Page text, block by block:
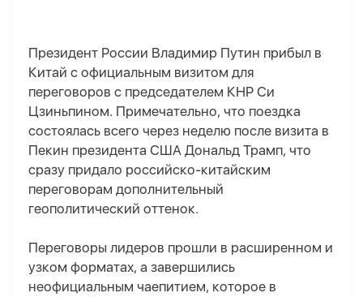
Президент России Владимир Путин прибыл в
Китай с официальным визитом для
переговоров с председателем КНР Си
Цзиньпином. Примечательно, что поездка
состоялась всего через неделю после визита в
Пекин президента США Дональд Трамп, что
сразу придало российско-китайским
переговорам дополнительный
геополитический оттенок.
Переговоры лидеров прошли в расширенном и
узком форматах, а завершились
неофициальным чаепитием, которое в